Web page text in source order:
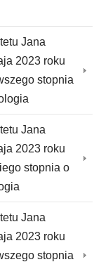
Jana
2023 roku
stopnia
Jana
2023 roku
stopnia o
Jana
2023 roku
stopnia